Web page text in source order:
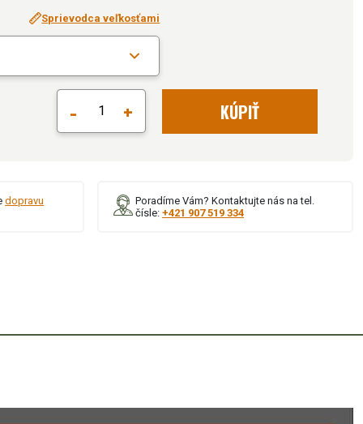
Sprievodca veľkosťami
- + KÚPIŤ
dopravu
Poradíme Vám? Kontaktujte nás na tel.
čísle: +421 907 519 334